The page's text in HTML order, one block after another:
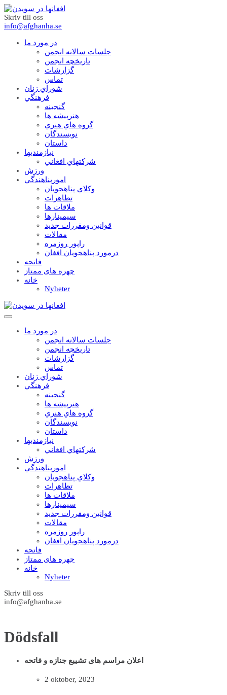
Skriv till oss
info@afghanha.se
در مورد ما
جلسات سالانه انجمن
تاریخچه انجمن
گزارشات
تماس
شوراي زنان
فرهنگي
گنجينه
هنرپيشه ها
گروه هاي هنري
نويسندگان
داستان
نيازمنديها
شرکتهاي افغاني
ورزش
امورپناهندگي
وکلاي پناهجويان
تظاهرات
ملاقات ها
سيمينارها
قوانين ومقررات جديد
مقالات
راپور روزمره
درمورد پناهجويان افغان
فاتحه
چهره های ممتاز
خانه
Nyheter
در مورد ما
جلسات سالانه انجمن
تاریخچه انجمن
گزارشات
تماس
شوراي زنان
فرهنگي
گنجينه
هنرپيشه ها
گروه هاي هنري
نويسندگان
داستان
نيازمنديها
شرکتهاي افغاني
ورزش
امورپناهندگي
وکلاي پناهجويان
تظاهرات
ملاقات ها
سيمينارها
قوانين ومقررات جديد
مقالات
راپور روزمره
درمورد پناهجويان افغان
فاتحه
چهره های ممتاز
خانه
Nyheter
Skriv till oss
info@afghanha.se
Dödsfall
اعلان مراسم های تشییع جنازه و فاتحه
2 oktober, 2023